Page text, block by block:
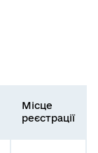
Місце
реєстрації